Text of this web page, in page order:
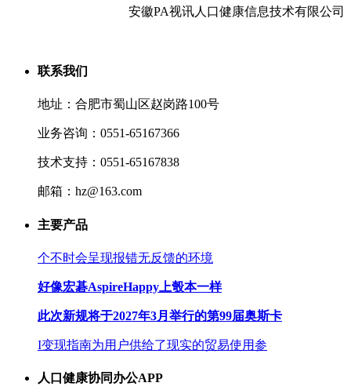
安徽PA视讯人口健康信息技术有限公司
联系我们
地址：合肥市蜀山区赵岗路100号
业务咨询：0551-65167366
技术支持：0551-65167838
邮箱：hz@163.com
主要产品
个不时会呈现报错无反馈的环境
好像宏碁AspireHappy上彀本一样
此次新规将于2027年3月举行的第99届奥斯卡
I变现指南为用户供给了现实的贸易使用参
人口健康协同办公APP